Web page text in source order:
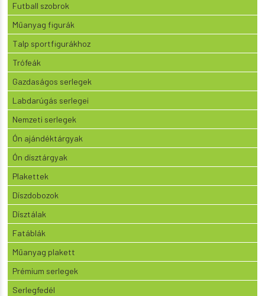
Futball szobrok
Műanyag figurák
Talp sportfigurákhoz
Trófeák
Gazdaságos serlegek
Labdarúgás serlegei
Nemzeti serlegek
Ón ajándéktárgyak
Ón dísztárgyak
Plakettek
Díszdobozok
Dísztálak
Fatáblák
Műanyag plakett
Prémium serlegek
Serlegfedél